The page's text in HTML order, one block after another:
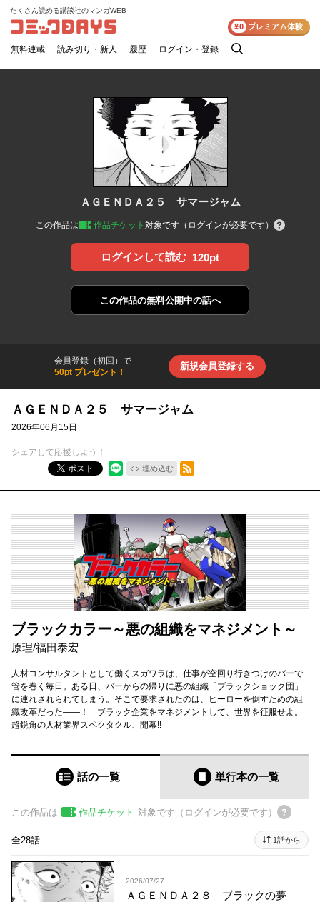
コミックDAYS
たくさん読める講談社のマンガWEB
無料連載 読み切り・新人 履歴 ログイン・登録
検
¥0 プレミアム体験
ＡＧＥＮＤＡ２５ サマージャム
この作品は 作品チケット 対象です（ログインが必要です）
ログインして読む 120pt
この作品の無料公開中の話へ
会員登録（初回）で
50pt プレゼント！
新規会員登録する
ＡＧＥＮＤＡ２５ サマージャム
2026年06月15日
シェアして応援しよう！
ポスト
埋め込む
RSSフィード
ブラックカラー～悪の組織をマネジメント～
原理/福田泰宏
人材コンサルタントとして働くスガワラは、仕事が空回り行きつけのバーで
管を巻く毎日。ある日、バーからの帰りに悪の組織「ブラックショック団」
に連れされられてしまう。そこで要求されたのは、ヒーローを倒すための組
織改革だった――！ ブラック企業をマネジメントして、世界を征服せよ。
超鋭角の人材業界スペクタクル、開幕!!
話の一覧 単行本の一覧
この作品は 作品チケット 対象です（ログインが必要です）
全28話 1話から
2026/07/27
ＡＧＥＮＤＡ２８ ブラックの夢